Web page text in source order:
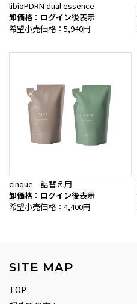
libioPDRN dual essence
卸価格：ログイン後表示
希望小売価格：5,940円
cinque 詰替え用
卸価格：ログイン後表示
希望小売価格：4,400円
SITE MAP
TOP